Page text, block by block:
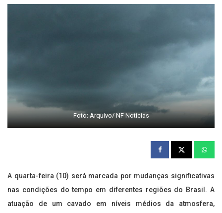
Foto: Arquivo/ NF Notícias
A quarta-feira (10) será marcada por mudanças significativas
nas condições do tempo em diferentes regiões do Brasil. A
atuação de um cavado em níveis médios da atmosfera,